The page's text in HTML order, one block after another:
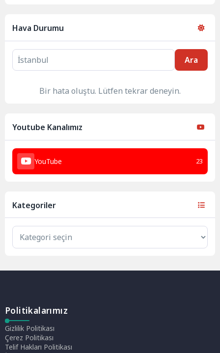
Hava Durumu
Ara
Bir hata oluştu. Lütfen tekrar deneyin.
Youtube Kanalımız
YouTube 23
Kategoriler
Politikalarımız
Gizlilik Politikası
Çerez Politikası
Telif Hakları Politikası